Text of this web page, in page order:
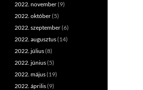
2022. november(9)
2022. október(5)
2022. szeptember(6)
2022. augusztus(14)
2022. július(8)
2022. június(5)
2022. május(19)
2022. április(9)